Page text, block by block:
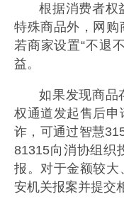
根据消费者权
特殊商品外，网购
若商家设置“不退
益。
如果发现商品
权通道发起售后申
诈，可通过智慧
81315向消协组织
报。对于金额较大
安机关报案并提交